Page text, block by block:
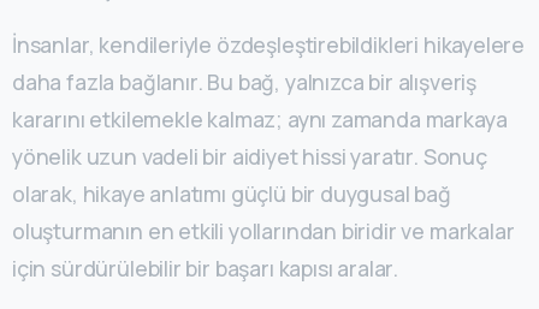
İnsanlar, kendileriyle özdeşleştirebildikleri hikayelere
daha fazla bağlanır. Bu bağ, yalnızca bir alışveriş
kararını etkilemekle kalmaz; aynı zamanda markaya
yönelik uzun vadeli bir aidiyet hissi yaratır. Sonuç
olarak, hikaye anlatımı güçlü bir duygusal bağ
oluşturmanın en etkili yollarından biridir ve markalar
için sürdürülebilir bir başarı kapısı aralar.